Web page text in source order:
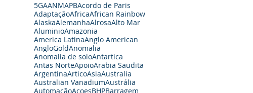
5GAANMAPBAcordo de Paris
AdaptaçãoAfricaAfrican Rainbow
AlaskaAlemanhaAlrosaAlto Mar
AluminioAmazonia
America LatinaAnglo American
AngloGoldAnomalia
Anomalia de soloAntartica
Antas NorteApoioArabia Saudita
ArgentinaArticoAsiaAustralia
Australian VanadiumAustrália
AutomaçãoAçoesBHPBarragem